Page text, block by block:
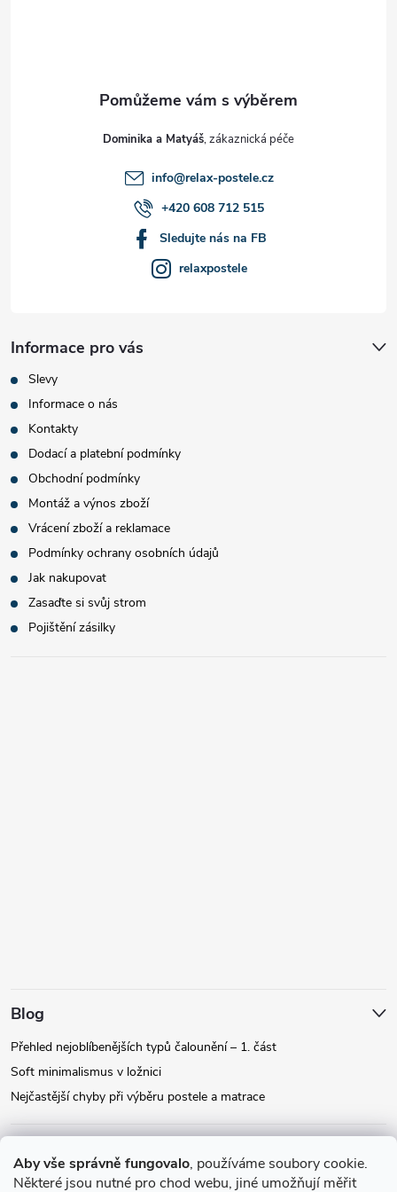
Aby vše správně fungovalo, používáme soubory cookie.
Některé jsou nutné pro chod webu, jiné umožňují měřit
Dominika a Matyáš
info@relax-postele.cz
+420 608 712 515
Sledujte nás na FB
relaxpostele
Informace pro vás
Slevy
Informace o nás
Kontakty
Dodací a platební podmínky
Obchodní podmínky
Montáž a výnos zboží
Vrácení zboží a reklamace
Podmínky ochrany osobních údajů
Jak nakupovat
Zasaďte si svůj strom
Pojištění zásilky
Blog
Přehled nejoblíbenějších typů čalounění – 1. část
Soft minimalismus v ložnici
Nejčastější chyby při výběru postele a matrace